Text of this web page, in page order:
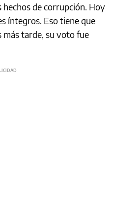
de corrupción. Hoy
íntegros. Eso tiene que
más tarde, su voto fue